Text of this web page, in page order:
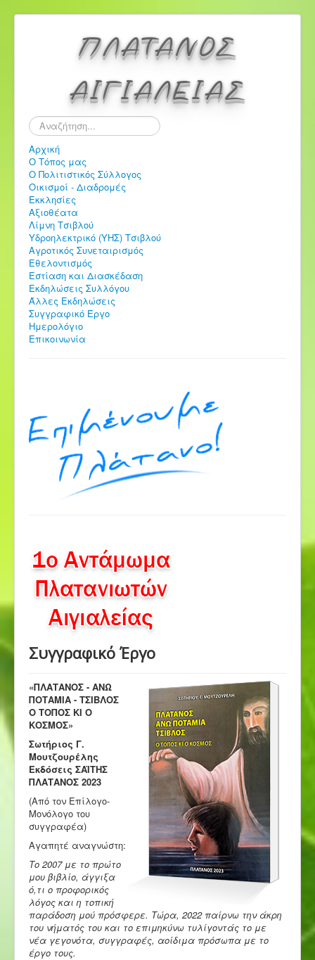
ΠΛΑΤΑΝΟΣ
ΑΙΓΙΑΛΕΙΑΣ
Αναζήτηση...
Αρχική
Ο Τόπος μας
Ο Πολιτιστικός Σύλλογος
Οικισμοί - Διαδρομές
Εκκλησίες
Αξιοθέατα
Λίμνη Τσιβλού
Υδροηλεκτρικό (ΥΗΣ) Τσιβλού
Αγροτικός Συνεταιρισμός
Εθελοντισμός
Εστίαση και Διασκέδαση
Εκδηλώσεις Συλλόγου
Άλλες Εκδηλώσεις
Συγγραφικό Έργο
Ημερολόγιο
Επικοινωνία
Συγγραφικό Έργο
«ΠΛΑΤΑΝΟΣ - ΑΝΩ
ΠΟΤΑΜΙΑ - ΤΣΙΒΛΟΣ
Ο ΤΟΠΟΣ ΚΙ Ο
ΚΟΣΜΟΣ»
Σωτήριος Γ.
Μουτζουρέλης
Εκδόσεις ΣΑΪΤΗΣ
ΠΛΑΤΑΝΟΣ 2023
(Από τον Επίλογο-
Μονόλογο του
συγγραφέα)
Αγαπητέ αναγνώστη:
Το 2007 με το πρώτο
μου βιβλίο, άγγιξα
ό,τι ο προφορικός
λόγος και η τοπική
παράδοση μού πρόσφερε. Τώρα, 2022 παίρνω την άκρη
του νήματός του και το επιμηκύνω τυλίγοντάς το με
νέα γεγονότα, συγγραφές, αοίδιμα πρόσωπα με το
έργο τους.